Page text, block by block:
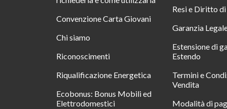
Convenzione Carta Giovani
Chi siamo
Riconoscimenti
Riqualificazione Energetica
Ecobonus: Bonus Mobili ed
Elettrodomestici
Resi e Diritto di
Garanzia
Estensione di
Estendo
Termini e
Vendita
Modalità di